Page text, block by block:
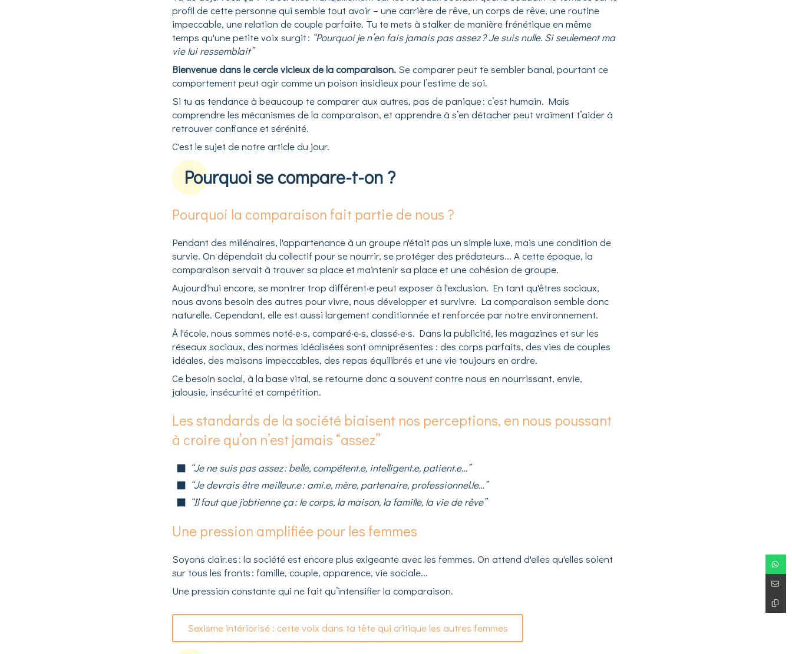
profil de cette personne qui semble tout avoir – une carrière de rêve, un corps de rêve, une routine
impeccable, une relation de couple parfaite. Tu te mets à stalker de manière frénétique en même
temps qu'une petite voix surgit : “Pourquoi je n’en fais jamais pas assez ? Je suis nulle. Si seulement ma
vie lui ressemblait”
Bienvenue dans le cercle vicieux de la comparaison. Se comparer peut te sembler banal, pourtant ce
comportement peut agir comme un poison insidieux pour l’estime de soi.
Si tu as tendance à beaucoup te comparer aux autres, pas de panique : c’est humain. Mais
comprendre les mécanismes de la comparaison, et apprendre à s’en détacher peut vraiment t’aider à
retrouver confiance et sérénité.
C'est le sujet de notre article du jour.
Pourquoi se compare-t-on ?
Pourquoi la comparaison fait partie de nous ?
Pendant des millénaires, l'appartenance à un groupe n'était pas un simple luxe, mais une condition de
survie. On dépendait du collectif pour se nourrir, se protéger des prédateurs... A cette époque, la
comparaison servait à trouver sa place et maintenir sa place et une cohésion de groupe.
Aujourd'hui encore, se montrer trop différent·e peut exposer à l'exclusion. En tant qu'êtres sociaux,
nous avons besoin des autres pour vivre, nous développer et survivre. La comparaison semble donc
naturelle. Cependant, elle est aussi largement conditionnée et renforcée par notre environnement.
À l'école, nous sommes noté·e·s, comparé·e·s, classé·e·s. Dans la publicité, les magazines et sur les
réseaux sociaux, des normes idéalisées sont omniprésentes : des corps parfaits, des vies de couples
idéales, des maisons impeccables, des repas équilibrés et une vie toujours en ordre.
Ce besoin social, à la base vital, se retourne donc a souvent contre nous en nourrissant, envie,
jalousie, insécurité et compétition.
Les standards de la société biaisent nos perceptions, en nous poussant
à croire qu’on n’est jamais “assez”
“Je ne suis pas assez : belle, compétent.e, intelligent.e, patient.e…”
“Je devrais être meilleur.e : ami.e, mère, partenaire, professionnel.le…”
“Il faut que j'obtienne ça : le corps, la maison, la famille, la vie de rêve”
Une pression amplifiée pour les femmes
Soyons clair.es : la société est encore plus exigeante avec les femmes. On attend d'elles qu'elles soient
sur tous les fronts : famille, couple, apparence, vie sociale...
Une pression constante qui ne fait qu’intensifier la comparaison.
Sexisme intériorisé : cette voix dans ta tête qui critique les autres femmes